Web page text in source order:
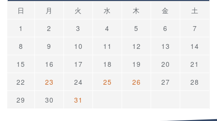
日 月 火 水 木 金
土
1
2 3 4 5 6
7
8
9 10 11 12 13
14
15
16 17 18 19 20
21
22
23 24 25 26 27
28
29
30 31